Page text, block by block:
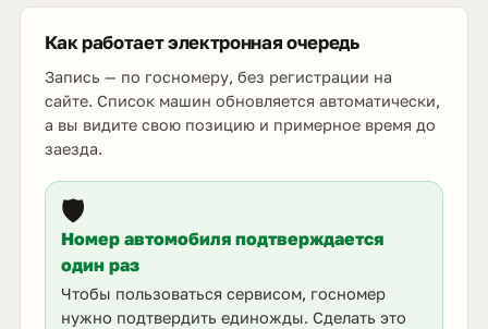
Как работает электронная очередь
Запись — по госномеру, без регистрации на
сайте. Список машин обновляется автоматически,
а вы видите свою позицию и примерное время до
заезда.
🛡️
Номер автомобиля подтверждается
один раз
Чтобы пользоваться сервисом, госномер
нужно подтвердить единожды. Сделать это